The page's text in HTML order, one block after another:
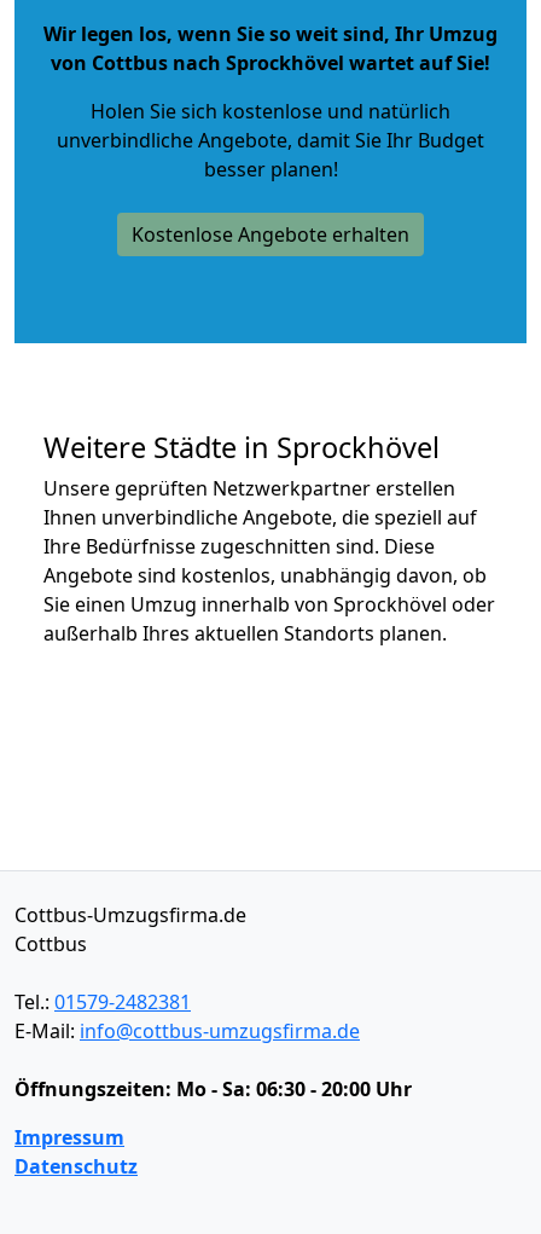
Wir legen los, wenn Sie so weit sind, Ihr Umzug
von Cottbus nach Sprockhövel wartet auf Sie!
Holen Sie sich kostenlose und natürlich
unverbindliche Angebote, damit Sie Ihr Budget
besser planen!
Kostenlose Angebote erhalten
Weitere Städte in Sprockhövel
Unsere geprüften Netzwerkpartner erstellen
Ihnen unverbindliche Angebote, die speziell auf
Ihre Bedürfnisse zugeschnitten sind. Diese
Angebote sind kostenlos, unabhängig davon, ob
Sie einen Umzug innerhalb von Sprockhövel oder
außerhalb Ihres aktuellen Standorts planen.
Cottbus-Umzugsfirma.de
Cottbus
Tel.: 01579-2482381
E-Mail: info@cottbus-umzugsfirma.de
Öffnungszeiten: Mo - Sa: 06:30 - 20:00 Uhr
Impressum
Datenschutz